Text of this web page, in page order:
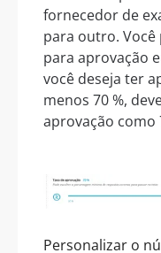
fornecedor de
para outro.
para aprovação
você deseja ter
menos 70 %,
aprovação como
Personalizar o